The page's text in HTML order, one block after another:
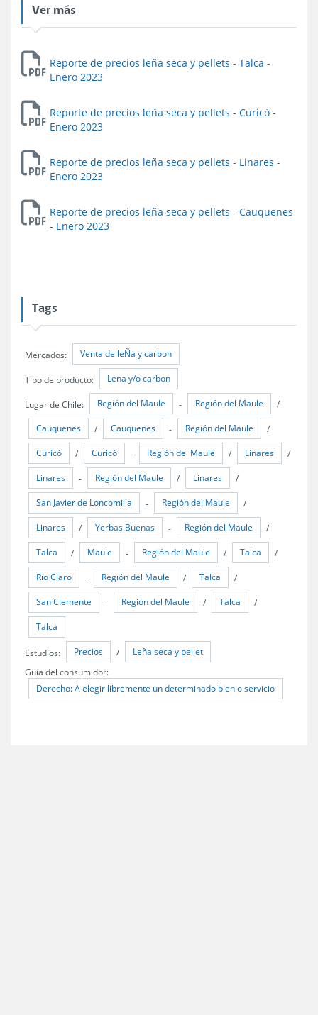
Ver más
Reporte de precios leña seca y pellets - Talca -
Enero 2023
Reporte de precios leña seca y pellets - Curicó -
Enero 2023
Reporte de precios leña seca y pellets - Linares -
Enero 2023
Reporte de precios leña seca y pellets - Cauquenes
- Enero 2023
Tags
Mercados: Venta de leÑa y carbon
Tipo de producto: Lena y/o carbon
Lugar de Chile: Región del Maule - Región del Maule /
Cauquenes / Cauquenes - Región del Maule /
Curicó / Curicó - Región del Maule / Linares /
Linares - Región del Maule / Linares /
San Javier de Loncomilla - Región del Maule /
Linares / Yerbas Buenas - Región del Maule /
Talca / Maule - Región del Maule / Talca /
Río Claro - Región del Maule / Talca /
San Clemente - Región del Maule / Talca /
Talca
Estudios: Precios / Leña seca y pellet
Guía del consumidor:
Derecho: A elegir libremente un determinado bien o servicio